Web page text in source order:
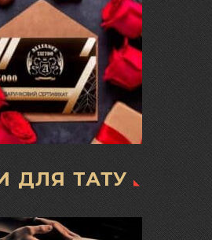
ДЛЯ ТАТУ